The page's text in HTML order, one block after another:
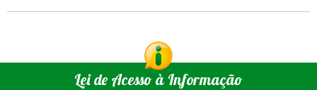
2026, para participarem da troca de figurinhas que vai acontecer no
comunicacao@iuna.es.gov.br
Lei de Acesso à Informação